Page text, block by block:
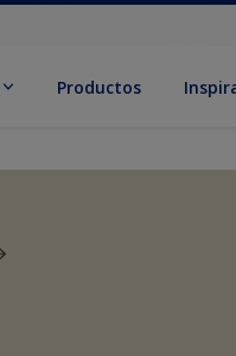
Productos